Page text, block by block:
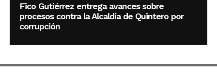
Fico Gutiérrez entrega avances sobre
procesos contra la Alcaldía de Quintero por
corrupción